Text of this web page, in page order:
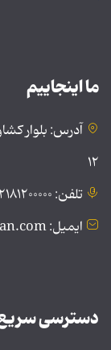
ما اینجاییم
آدرس: بلوار
۱۲
تلفن: ۰۲۱۸۱۲۰۰۰۰۰
ایمیل: public@tebyan.com
دسترسی